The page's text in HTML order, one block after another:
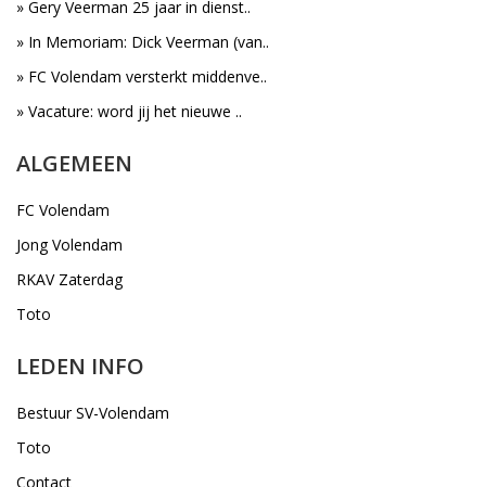
» Gery Veerman 25 jaar in dienst..
» In Memoriam: Dick Veerman (van..
» FC Volendam versterkt middenve..
» Vacature: word jij het nieuwe ..
ALGEMEEN
FC Volendam
Jong Volendam
RKAV Zaterdag
Toto
LEDEN INFO
Bestuur SV-Volendam
Toto
Contact